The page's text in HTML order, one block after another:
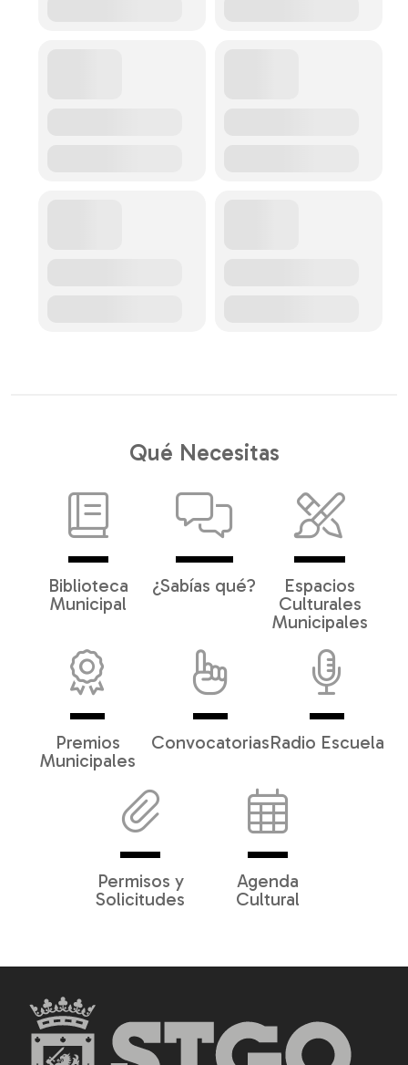
Qué Necesitas
Biblioteca
Municipal
¿Sabías qué?
Espacios
Culturales
Municipales
Premios
Municipales
ConvocatoriasRadio Escuela
Permisos y
Solicitudes
Agenda
Cultural